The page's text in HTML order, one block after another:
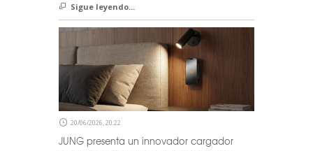
Sigue leyendo...
20/06/2026, 20:22
JUNG presenta un innovador cargador